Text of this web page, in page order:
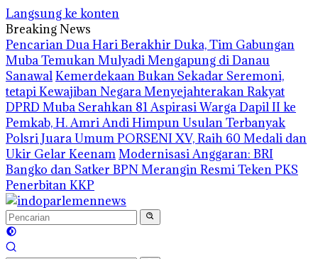
Langsung ke konten
Breaking News
Pencarian Dua Hari Berakhir Duka, Tim Gabungan
Muba Temukan Mulyadi Mengapung di Danau
SanawalKemerdekaan Bukan Sekadar Seremoni,
tetapi Kewajiban Negara Menyejahterakan Rakyat
DPRD Muba Serahkan 81 Aspirasi Warga Dapil II ke
Pemkab, H. Amri Andi Himpun Usulan Terbanyak
Polsri Juara Umum PORSENI XV, Raih 60 Medali dan
Ukir Gelar KeenamModernisasi Anggaran: BRI
Bangko dan Satker BPN Merangin Resmi Teken PKS
Penerbitan KKP